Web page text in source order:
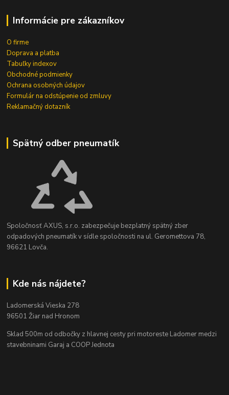
Informácie pre zákazníkov
O firme
Doprava a platba
Tabuľky indexov
Obchodné podmienky
Ochrana osobných údajov
Formulár na odstúpenie od zmluvy
Reklamačný dotazník
Spätný odber pneumatík
Spoločnosť AXUS, s.r.o. zabezpečuje bezplatný spätný zber
odpadových pneumatík v sídle spoločnosti na ul. Geromettova 78,
96621 Lovča.
Kde nás nájdete?
Ladomerská Vieska 278
96501 Žiar nad Hronom
Sklad 500m od odbočky z hlavnej cesty pri motoreste Ladomer medzi
stavebninami Garaj a COOP Jednota